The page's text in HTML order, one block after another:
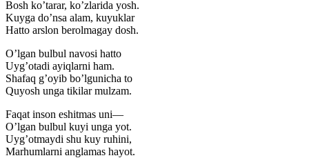
Bosh ko’tarar, ko’zlarida yosh.
Kuyga do’nsa alam, kuyuklar
Hatto arslon berolmagay dosh.
O’lgan bulbul navosi hatto
Uyg’otadi ayiqlarni ham.
Shafaq g’oyib bo’lgunicha to
Quyosh unga tikilar mulzam.
Faqat inson eshitmas uni—
O’lgan bulbul kuyi unga yot.
Uyg’otmaydi shu kuy ruhini,
Marhumlarni anglamas hayot.